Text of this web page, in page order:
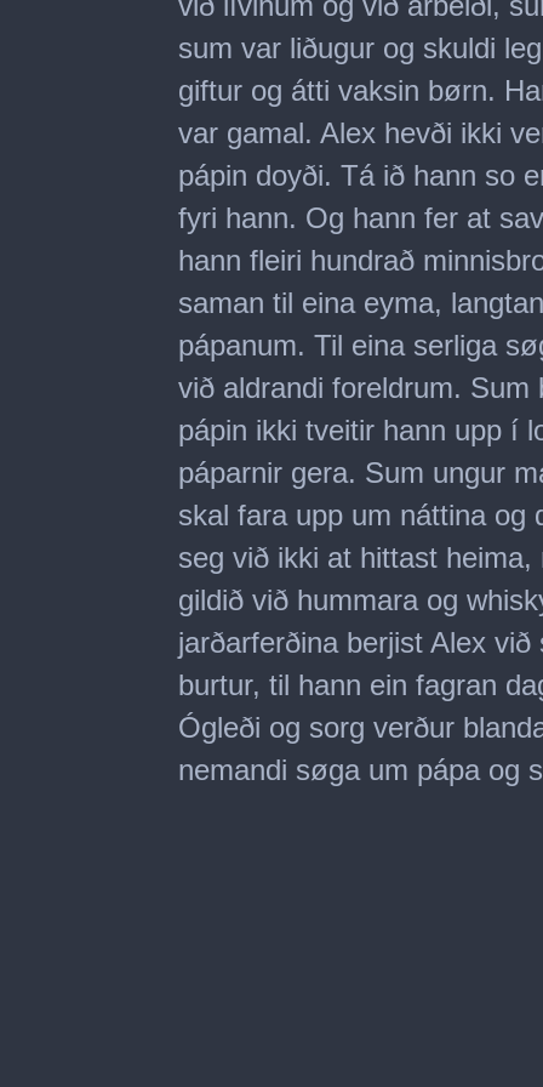
sum var liðugur og skuldi
giftur og átti vaksin børn.
var gamal. Alex hevði ikki
pápin doyði. Tá ið hann so
fyri hann. Og hann fer at
hann fleiri hundrað
saman til eina eyma,
pápanum. Til eina serliga
við aldrandi foreldrum.
pápin ikki tveitir hann upp í
páparnir gera. Sum ungur
skal fara upp um náttina og
seg við ikki at hittast
gildið við hummara og
jarðarferðina berjist Alex
burtur, til hann ein fagran
Ógleði og sorg verður
nemandi søga um pápa og